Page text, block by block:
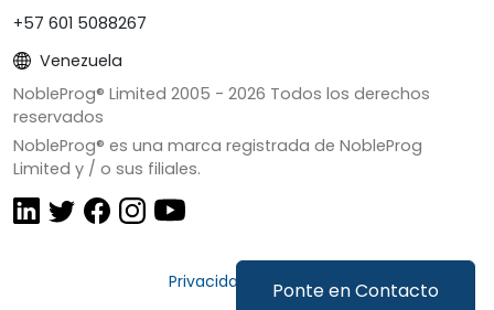
Ponte en Contacto
+57 601 5088267
Venezuela
NobleProg® Limited 2005 - 2026 Todos los derechos
reservados
NobleProg® es una marca registrada de NobleProg
Limited y / o sus filiales.
Privacidad y Cookies